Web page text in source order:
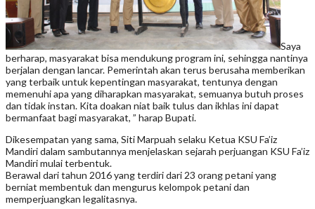
Saya
berharap, masyarakat bisa mendukung program ini, sehingga nantinya
berjalan dengan lancar. Pemerintah akan terus berusaha memberikan
yang terbaik untuk kepentingan masyarakat, tentunya dengan
memenuhi apa yang diharapkan masyarakat, semuanya butuh proses
dan tidak instan. Kita doakan niat baik tulus dan ikhlas ini dapat
bermanfaat bagi masyarakat, ” harap Bupati.
Dikesempatan yang sama, Siti Marpuah selaku Ketua KSU Fa’iz
Mandiri dalam sambutannya menjelaskan sejarah perjuangan KSU Fa’iz
Mandiri mulai terbentuk.
Berawal dari tahun 2016 yang terdiri dari 23 orang petani yang
berniat membentuk dan mengurus kelompok petani dan
memperjuangkan legalitasnya.